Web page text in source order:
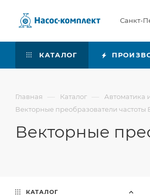
Санкт-
КАТАЛОГ
Главная — Каталог — Автоматика
Векторные преобразователи частоты
Векторные
КАТАЛОГ